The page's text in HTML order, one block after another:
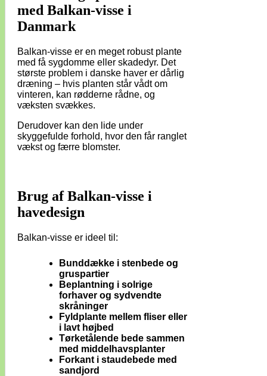
med Balkan-visse i
Danmark
Balkan-visse er en meget robust plante
med få sygdomme eller skadedyr. Det
største problem i danske haver er dårlig
dræning – hvis planten står vådt om
vinteren, kan rødderne rådne, og
væksten svækkes.
Derudover kan den lide under
skyggefulde forhold, hvor den får ranglet
vækst og færre blomster.
Brug af Balkan-visse i
havedesign
Balkan-visse er ideel til:
Bunddække i stenbede og
gruspartier
Beplantning i solrige
forhaver og sydvendte
skråninger
Fyldplante mellem fliser eller
i lavt højbed
Tørketålende bede sammen
med middelhavsplanter
Forkant i staudebede med
sandjord